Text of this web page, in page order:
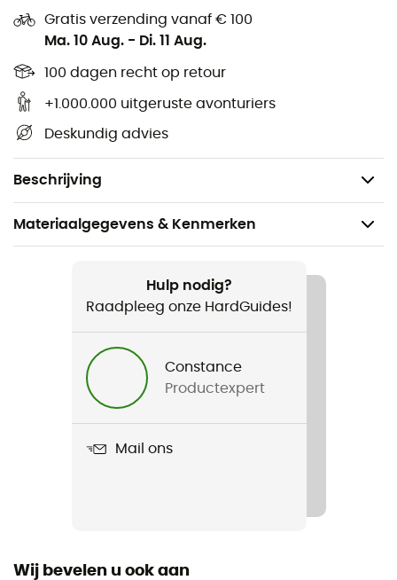
Gratis verzending vanaf € 100
Ma. 10 Aug. - Di. 11 Aug.
100 dagen recht op retour
+1.000.000 uitgeruste avonturiers
Deskundig advies
Beschrijving
Kom nooit zonder gas te zitten met deze gaspatroon
van het merkOptimus. Met de
kunt u genieten van uw heerlijke maaltijden in de natuur
dankzij uwOptimus kooktoestel
Materiaalgegevens & Kenmerken
Heren / Dames
Cartouche de Gaz
Hulp nodig?
Raadpleeg onze HardGuides!
Constance
Productexpert
Mail ons
Wij bevelen u ook aan